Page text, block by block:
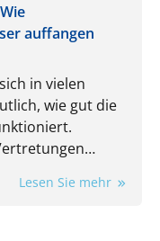
auffangen
in vielen
wie gut die
dann wird
Lesen Sie mehr